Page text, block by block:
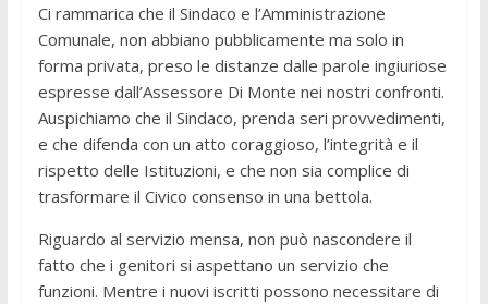
Ci rammarica che il Sindaco e l’Amministrazione
Comunale, non abbiano pubblicamente ma solo in
forma privata, preso le distanze dalle parole ingiuriose
espresse dall’Assessore Di Monte nei nostri confronti.
Auspichiamo che il Sindaco, prenda seri provvedimenti,
e che difenda con un atto coraggioso, l’integrità e il
rispetto delle Istituzioni, e che non sia complice di
trasformare il Civico consenso in una bettola.
Riguardo al servizio mensa, non può nascondere il
fatto che i genitori si aspettano un servizio che
funzioni. Mentre i nuovi iscritti possono necessitare di